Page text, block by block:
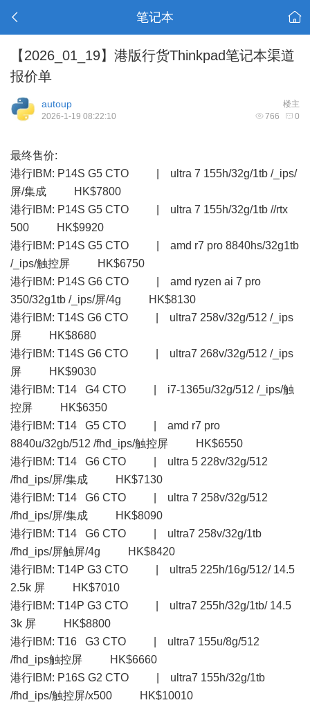
笔记本
【2026_01_19】港版行货Thinkpad笔记本渠道
报价单
楼主
autoup
766 0
2026-1-19 08:22:10
最终售价:
港行IBM: P14S G5 CTO | ultra 7 155h/32g/1tb /_ips/
屏/集成 HK$7800
港行IBM: P14S G5 CTO | ultra 7 155h/32g/1tb //rtx
500 HK$9920
港行IBM: P14S G5 CTO | amd r7 pro 8840hs/32g1tb
/_ips/触控屏 HK$6750
港行IBM: P14S G6 CTO | amd ryzen ai 7 pro
350/32g1tb /_ips/屏/4g HK$8130
港行IBM: T14S G6 CTO | ultra7 258v/32g/512 /_ips
屏 HK$8680
港行IBM: T14S G6 CTO | ultra7 268v/32g/512 /_ips
屏 HK$9030
港行IBM: T14 G4 CTO | i7-1365u/32g/512 /_ips/触
控屏 HK$6350
港行IBM: T14 G5 CTO | amd r7 pro
8840u/32gb/512 /fhd_ips/触控屏 HK$6550
港行IBM: T14 G6 CTO | ultra 5 228v/32g/512
/fhd_ips/屏/集成 HK$7130
港行IBM: T14 G6 CTO | ultra 7 258v/32g/512
/fhd_ips/屏/集成 HK$8090
港行IBM: T14 G6 CTO | ultra7 258v/32g/1tb
/fhd_ips/屏触屏/4g HK$8420
港行IBM: T14P G3 CTO | ultra5 225h/16g/512/ 14.5
2.5k 屏 HK$7010
港行IBM: T14P G3 CTO | ultra7 255h/32g/1tb/ 14.5
3k 屏 HK$8800
港行IBM: T16 G3 CTO | ultra7 155u/8g/512
/fhd_ips触控屏 HK$6660
港行IBM: P16S G2 CTO | ultra7 155h/32g/1tb
/fhd_ips/触控屏/x500 HK$10010